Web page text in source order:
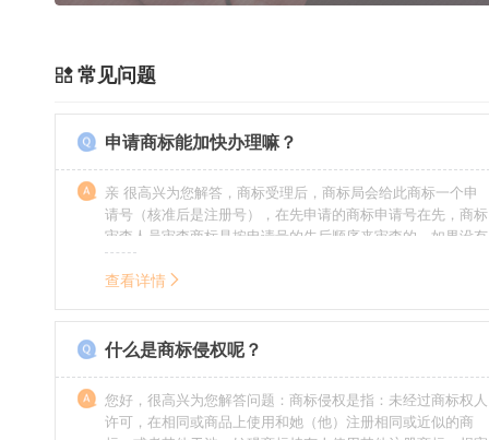
常见问题
申请商标能加快办理嘛？
亲 很高兴为您解答，商标受理后，商标局会给此商标一个申
请号（核准后是注册号），在先申请的商标申请号在先，商标
审查人员审查商标是按申请号的先后顺序来审查的，如果没有
特殊情况（受理案件需要，被异议等），不会延迟也不会提
前。
查看详情
什么是商标侵权呢？
您好，很高兴为您解答问题：商标侵权是指：未经过商标权人
许可，在相同或商品上使用和她（他）注册相同或近似的商